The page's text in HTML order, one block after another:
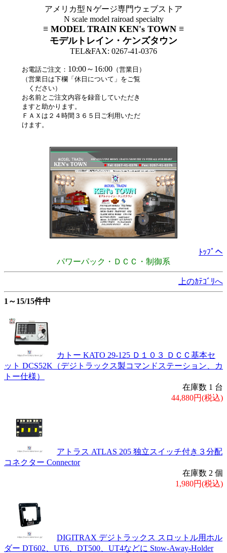
アメリカ型Ｎゲージ専門ウェブストア
N scale model rairoad specialty
≡ MODEL TRAIN KEN's TOWN ≡
モデルトレイン・ケンズタウン
TEL&FAX: 0267-41-0376
お電話ご注文： 10:00～16:00 （営業日）
（営業日は下欄「休日について」をご覧
ください）
お名前とご注文内容を録音していただき
ますと助かります。
ＦＡＸは２４時間３６５日ご利用いただ
けます。
ﾄｯﾌﾟへ
パワーパック・ＤＣＣ・制御系
上のｶﾃｺﾞﾘへ
1～15/15件中
カトー KATO 29-125 Ｄ１０３ ＤＣＣ基本セ
ット DCS52K（デジトラックス製コマンドステーション、カ
トー仕様）
在庫数 1 台
44,880円(税込)
アトラス ATLAS 205 独立スイッチ付き３分配
コネクター Connector
在庫数 2 個
1,980円(税込)
DIGITRAX デジトラックス スロットル用ホル
ダー DT602、UT6、DT500、UT4などに Stow-Away-Holder